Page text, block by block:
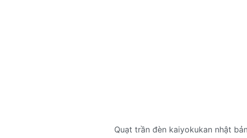
Quạt trần đèn kaiyokukan nhật